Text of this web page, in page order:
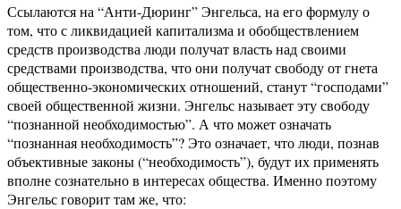
Ссылаются на “Анти-Дюринг” Энгельса, на его формулу о
том, что с ликвидацией капитализма и обобществлением
средств производства люди получат власть над своими
средствами производства, что они получат свободу от гнета
общественно-экономических отношений, станут “господами”
своей общественной жизни. Энгельс называет эту свободу
“познанной необходимостью”. А что может означать
“познанная необходимость”? Это означает, что люди, познав
объективные законы (“необходимость”), будут их применять
вполне сознательно в интересах общества. Именно поэтому
Энгельс говорит там же, что: